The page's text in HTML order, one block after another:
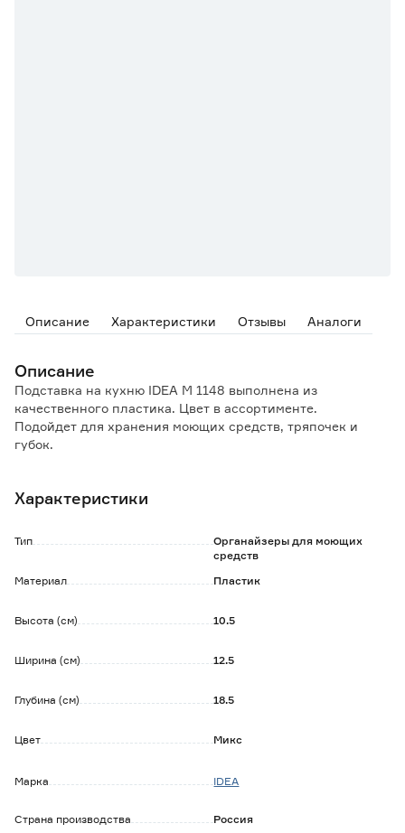
Описание Характеристики Отзывы Аналоги
Описание
Подставка на кухню IDEA М 1148 выполнена из
качественного пластика. Цвет в ассортименте.
Подойдет для хранения моющих средств, тряпочек и
губок.
Особенности и преимущества:
- устойчива к повышенной влажности;
- поверхность легко отмывается.
Обратите внимание:
При заказе через интернет-магазин выбор цвета не
складе.
Характеристики
Тип
Органайзеры для моющих
средств
Материал
Пластик
Высота (см) 10.5
Ширина (см) 12.5
Глубина (см) 18.5
Цвет Микс
Марка IDEA
Страна производства Россия